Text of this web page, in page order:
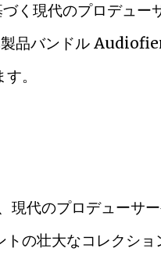
く現代のプロデュー
製品バンドル
。
現代のプロデューサ
の壮大なコレクショ